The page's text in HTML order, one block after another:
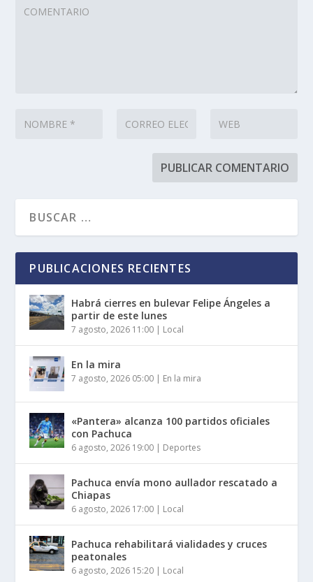
PUBLICACIONES RECIENTES
Habrá cierres en bulevar Felipe Ángeles a
partir de este lunes
7 agosto, 2026 11:00 | Local
En la mira
7 agosto, 2026 05:00 | En la mira
«Pantera» alcanza 100 partidos oficiales
con Pachuca
6 agosto, 2026 19:00 | Deportes
Pachuca envía mono aullador rescatado a
Chiapas
6 agosto, 2026 17:00 | Local
Pachuca rehabilitará vialidades y cruces
peatonales
6 agosto, 2026 15:20 | Local